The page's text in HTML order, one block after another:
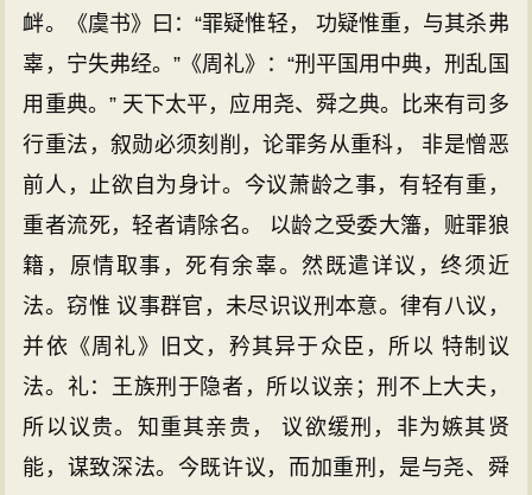
衅。《虞书》曰：“罪疑惟轻， 功疑惟重，与其杀弗
辜，宁失弗经。”《周礼》：“刑平国用中典，刑乱国
用重典。” 天下太平，应用尧、舜之典。比来有司多
行重法，叙勋必须刻削，论罪务从重科， 非是憎恶
前人，止欲自为身计。今议萧龄之事，有轻有重，
重者流死，轻者请除名。 以龄之受委大籓，赃罪狼
籍，原情取事，死有余辜。然既遣详议，终须近
法。窃惟 议事群官，未尽识议刑本意。律有八议，
并依《周礼》旧文，矜其异于众臣，所以 特制议
法。礼：王族刑于隐者，所以议亲；刑不上大夫，
所以议贵。知重其亲贵， 议欲缓刑，非为嫉其贤
能，谋致深法。今既许议，而加重刑，是与尧、舜